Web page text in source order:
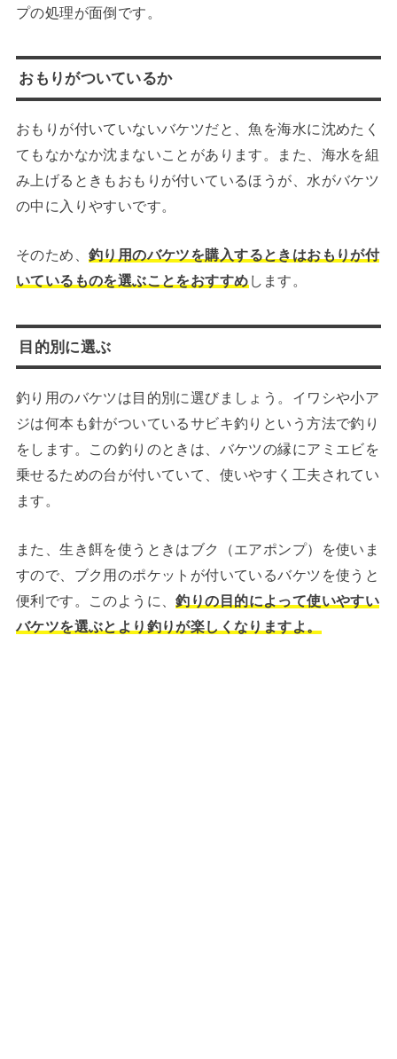
プの処理が面倒です。
おもりがついているか
おもりが付いていないバケツだと、魚を海水に沈めたく
てもなかなか沈まないことがあります。また、海水を組
み上げるときもおもりが付いているほうが、水がバケツ
の中に入りやすいです。
そのため、 釣り用のバケツを購入するときはおもりが付
いているものを選ぶことをおすすめ します。
目的別に選ぶ
釣り用のバケツは目的別に選びましょう。イワシや小ア
ジは何本も針がついているサビキ釣りという方法で釣り
をします。この釣りのときは、バケツの縁にアミエビを
乗せるための台が付いていて、使いやすく工夫されてい
ます。
また、生き餌を使うときはブク（エアポンプ）を使いま
すので、ブク用のポケットが付いているバケツを使うと
便利です。このように、釣りの目的によって使いやすい
バケツを選ぶとより釣りが楽しくなりますよ。